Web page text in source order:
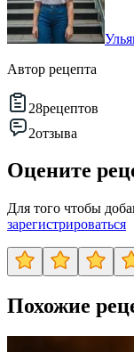
Автор рецепта
28рецептов
2отзыва
Оцените
Для того чтобы
зарегистрироваться
Похожие